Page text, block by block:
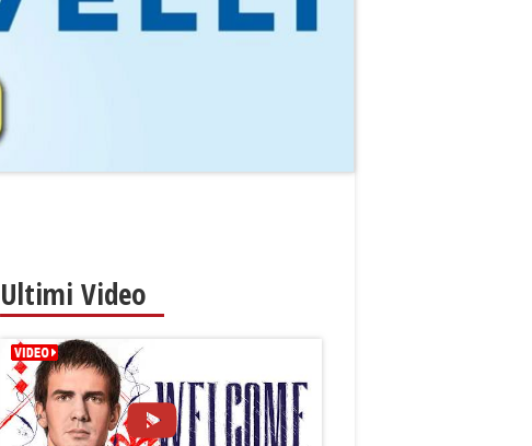
Ultimi Video